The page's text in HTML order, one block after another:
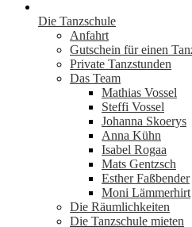
Die Tanzschule
Anfahrt
Gutschein für einen
Private Tanzstunden
Das Team
Mathias Vossel
Steffi Vossel
Johanna Skoerys
Anna Kühn
Isabel Rogaa
Mats Gentzsch
Esther Faßbender
Moni Lämmerhirt
Die Räumlichkeiten
Die Tanzschule mieten